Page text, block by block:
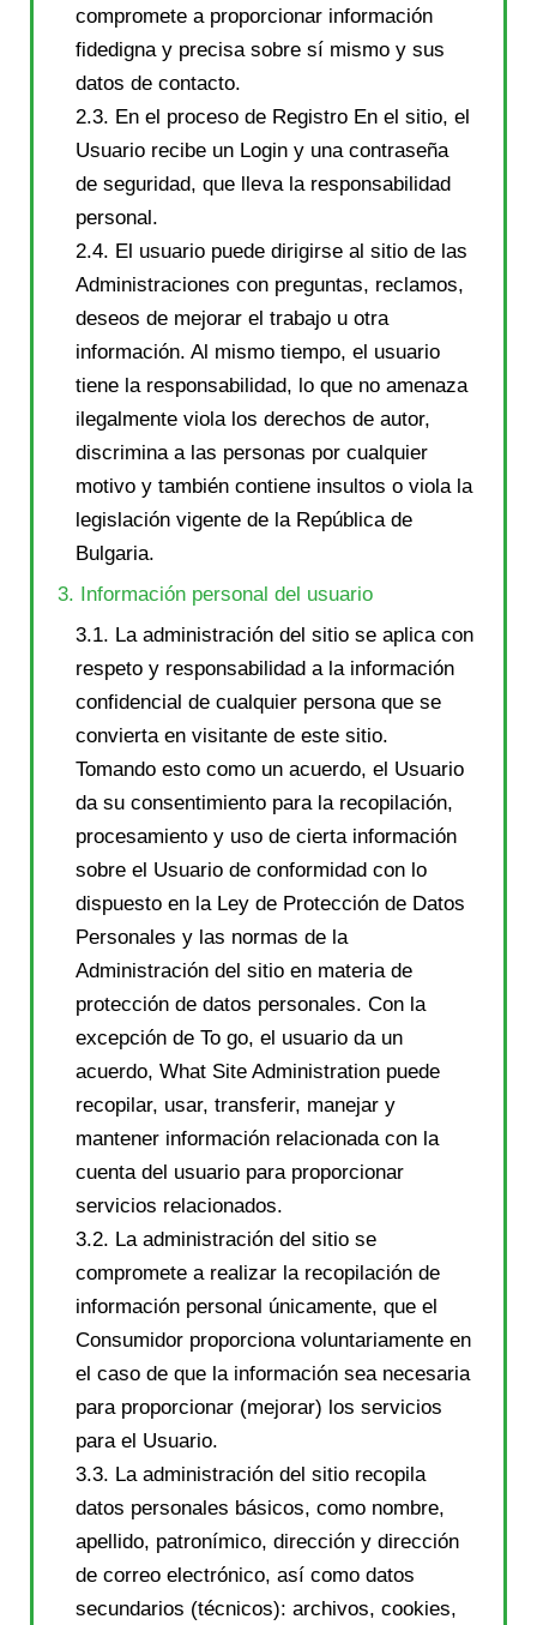
compromete a proporcionar información
fidedigna y precisa sobre sí mismo y sus
datos de contacto.
2.3. En el proceso de Registro En el sitio, el
Usuario recibe un Login y una contraseña
de seguridad, que lleva la responsabilidad
personal.
2.4. El usuario puede dirigirse al sitio de las
Administraciones con preguntas, reclamos,
deseos de mejorar el trabajo u otra
información. Al mismo tiempo, el usuario
tiene la responsabilidad, lo que no amenaza
ilegalmente viola los derechos de autor,
discrimina a las personas por cualquier
motivo y también contiene insultos o viola la
legislación vigente de la República de
Bulgaria.
3. Información personal del usuario
3.1. La administración del sitio se aplica con
respeto y responsabilidad a la información
confidencial de cualquier persona que se
convierta en visitante de este sitio.
Tomando esto como un acuerdo, el Usuario
da su consentimiento para la recopilación,
procesamiento y uso de cierta información
sobre el Usuario de conformidad con lo
dispuesto en la Ley de Protección de Datos
Personales y las normas de la
Administración del sitio en materia de
protección de datos personales. Con la
excepción de To go, el usuario da un
acuerdo, What Site Administration puede
recopilar, usar, transferir, manejar y
mantener información relacionada con la
cuenta del usuario para proporcionar
servicios relacionados.
3.2. La administración del sitio se
compromete a realizar la recopilación de
información personal únicamente, que el
Consumidor proporciona voluntariamente en
el caso de que la información sea necesaria
para proporcionar (mejorar) los servicios
para el Usuario.
3.3. La administración del sitio recopila
datos personales básicos, como nombre,
apellido, patronímico, dirección y dirección
de correo electrónico, así como datos
secundarios (técnicos): archivos, cookies,